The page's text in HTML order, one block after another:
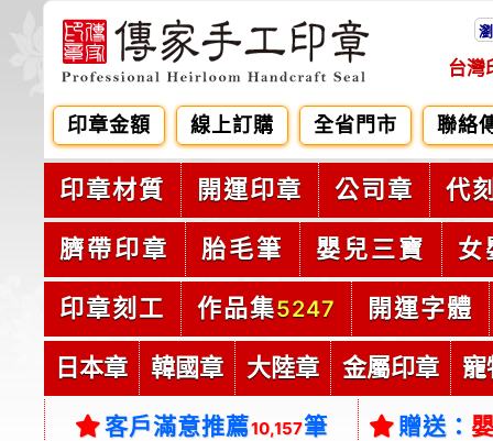
台灣
印章金額 線上訂購 全省門市 聯絡
印章材質 開運印章 公司章 代
臍帶印章 胎毛筆 嬰兒三寶 女
印章刻工 作品集5247 開運字體
日本章 韓國章 大陸章 金屬印章 寵
客戶滿意推薦10,157筆 贈送：